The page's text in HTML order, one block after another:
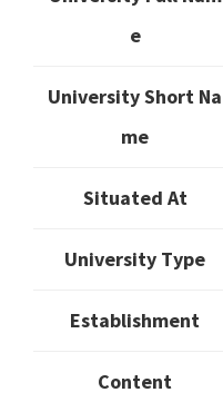
e
University Short Na
me
Situated At
University Type
Establishment
Content